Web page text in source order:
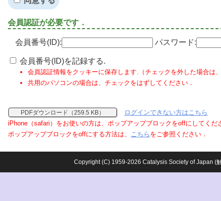
会員認証が必要です．
会員番号(ID): パスワード:
会員番号(ID)を記録する.
会員認証情報をクッキーに保存します.（チェックを外した場合は
共用のパソコンの場合は、チェックをはずしてください．
PDFダウンロード（259.5 KB）
ログインできない方はこちら
iPhone（safari）をお使いの方は、ポップアップブロックをoffにしてくだ
ポップアップブロックをoffにする方法は、 こちら をご参照ください．
Copyright (C) 1959-2026 Catalysis Society of Japan (